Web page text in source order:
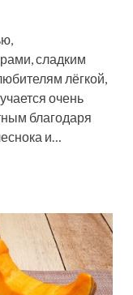
сладким
лёгкой,
очень
благодаря
и…